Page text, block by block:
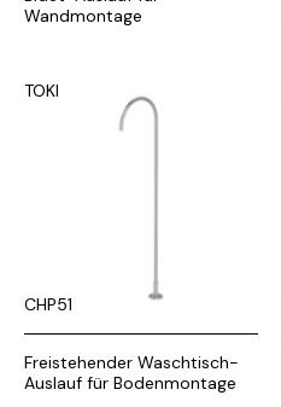
Wandmontage
TOKI
CHP51
Freistehender Waschtisch-
Auslauf für Bodenmontage